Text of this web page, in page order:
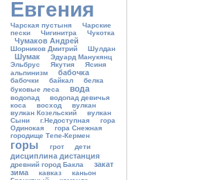
Евгения
Чарская пустыня
Чарские
пески
Чигинитра Чукотка
Чумаков Андрей
Шорников Дмитрий Шулдан
Шумак
Эдуард Манукянц
Эльбрус
Якутия
Ясиня
альпинизм
бабочка
бабочки байкал
белка
буковые леса
вода
водопад
водопад девичья
коса
восход
вулкан
вулкан Козельский
вулкан
Сыни
г.Недоступная
гора
Одинокая
гора Снежная
городище Тепе-Кермен
горы грот дети
дисциплина дистанция
древний город Бакла
закат
зима
кавказ
каньон